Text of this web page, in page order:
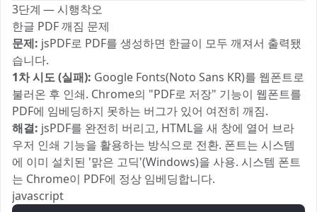
3단계 — 시행착오
한글 PDF 깨짐 문제
문제: jsPDF로 PDF를 생성하면 한글이 모두 깨져서 출력됐
습니다.
1차 시도 (실패): Google Fonts(Noto Sans KR)를 웹폰트로
불러온 후 인쇄. Chrome의 "PDF로 저장" 기능이 웹폰트를
PDF에 임베딩하지 못하는 버그가 있어 여전히 깨짐.
해결: jsPDF를 완전히 버리고, HTML을 새 창에 열어 브라
우저 인쇄 기능을 활용하는 방식으로 전환. 폰트는 시스템
에 이미 설치된 '맑은 고딕'(Windows)을 사용. 시스템 폰트
는 Chrome이 PDF에 정상 임베딩합니다.
javascript